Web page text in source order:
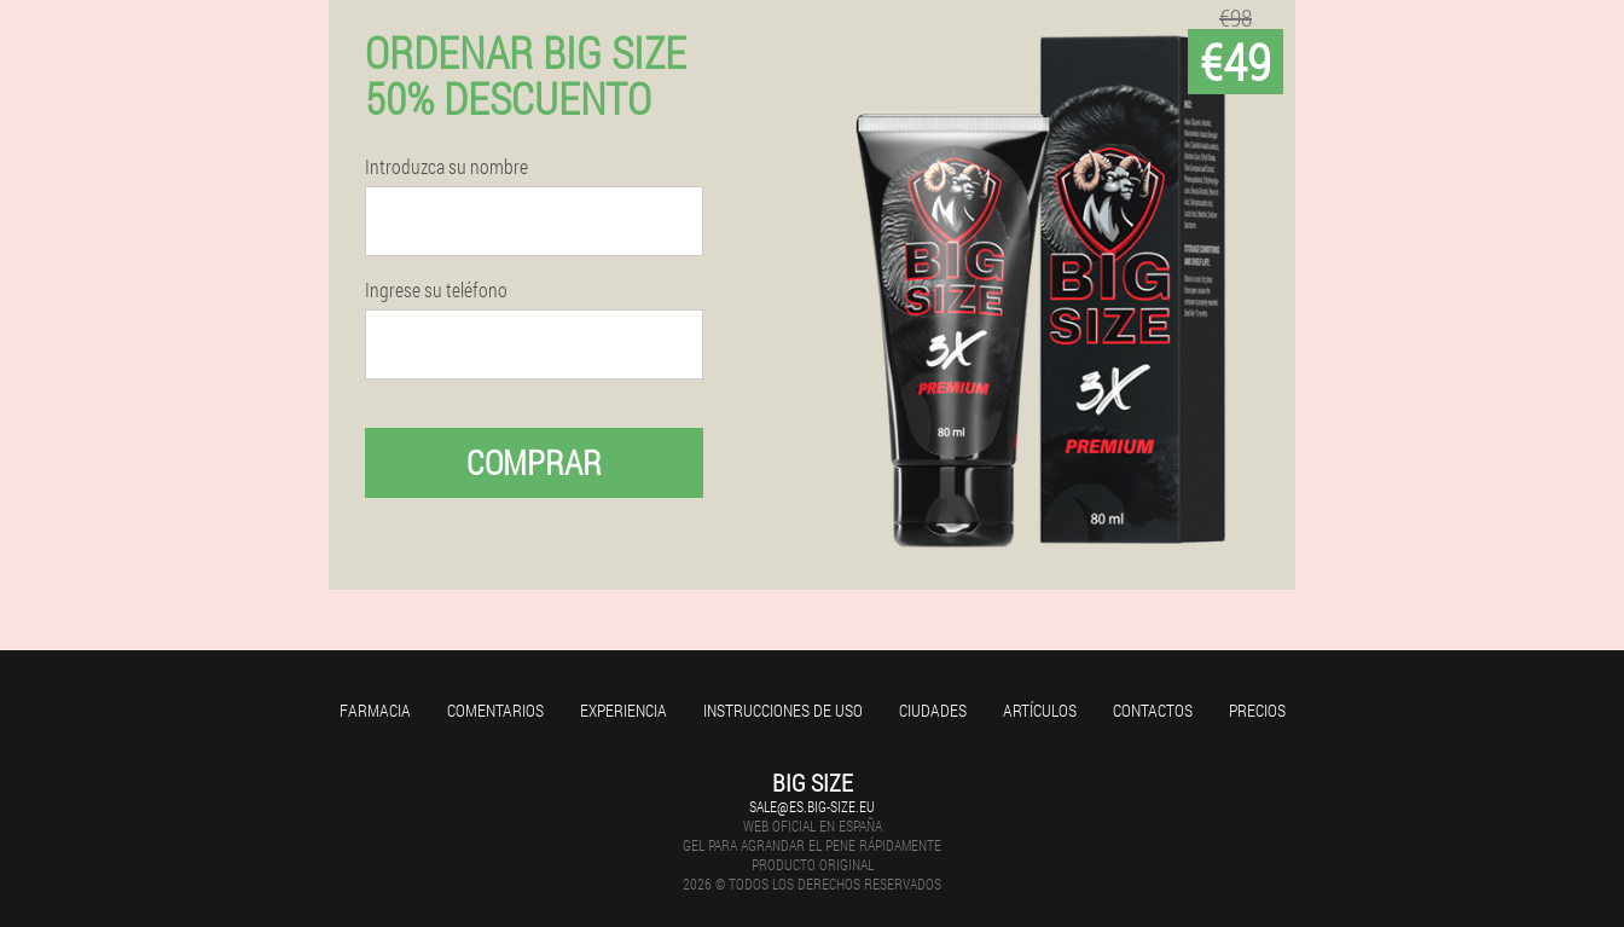
ORDENAR BIG SIZE
50% DESCUENTO
Introduzca su nombre
Ingrese su teléfono
COMPRAR
€98
€49
FARMACIA COMENTARIOS EXPERIENCIA INSTRUCCIONES DE USO CIUDADES ARTÍCULOS CONTACTOS PRECIOS
BIG SIZE
SALE@ES.BIG-SIZE.EU
WEB OFICIAL EN ESPAÑA
GEL PARA AGRANDAR EL PENE RÁPIDAMENTE
PRODUCTO ORIGINAL
2026 © TODOS LOS DERECHOS RESERVADOS